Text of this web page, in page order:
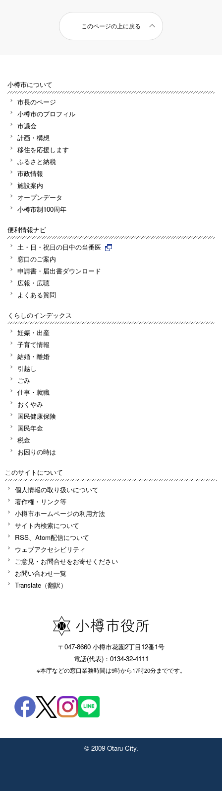
このページの上に戻る
小樽市について
市長のページ
小樽市のプロフィル
市議会
計画・構想
移住を応援します
ふるさと納税
市政情報
施設案内
オープンデータ
小樽市制100周年
便利情報ナビ
土・日・祝日の日中の当番医
窓口のご案内
申請書・届出書ダウンロード
広報・広聴
よくある質問
くらしのインデックス
妊娠・出産
子育て情報
結婚・離婚
引越し
ごみ
仕事・就職
おくやみ
国民健康保険
国民年金
税金
お困りの時は
このサイトについて
個人情報の取り扱いについて
著作権・リンク等
小樽市ホームページの利用方法
サイト内検索について
RSS、Atom配信について
ウェブアクセシビリティ
ご意見・お問合せをお寄せください
お問い合わせ一覧
Translate（翻訳）
〒047-8660 小樽市花園2丁目12番1号
電話(代表)：0134-32-4111
※本庁などの窓口業務時間は9時から17時20分までです。
© 2009 Otaru City.